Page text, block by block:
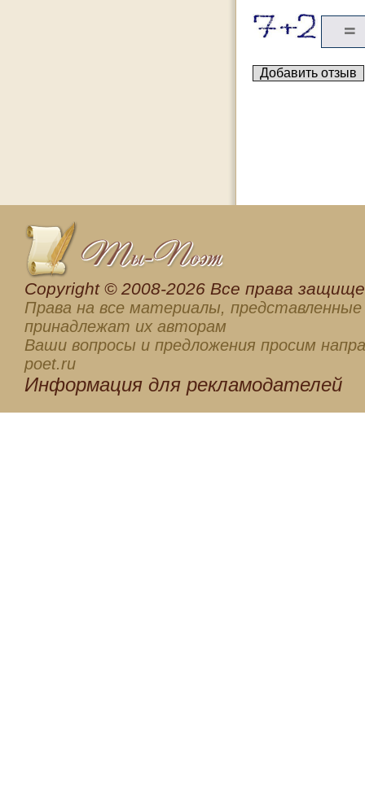
Сopyright © 2008-2026 Все права
Права на все материалы, представленные
принадлежат их авторам
Ваши вопросы и предложения просим
poet.ru
Информация для рекламодателей